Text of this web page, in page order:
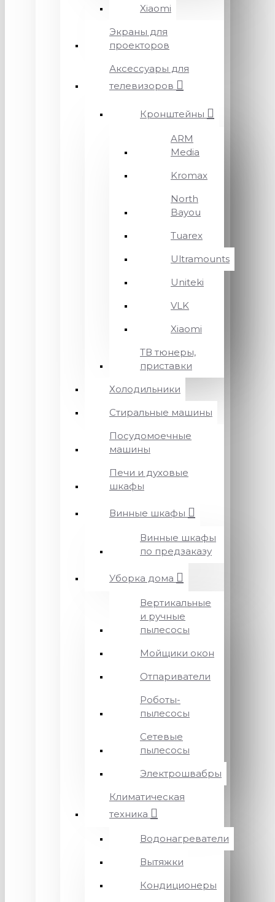
Xiaomi
Экраны для
проекторов
Аксессуары для
телевизоров
Кронштейны
ARM
Media
Kromax
North
Bayou
Tuarex
Ultramounts
Uniteki
VLK
Xiaomi
ТВ тюнеры,
приставки
Холодильники
Стиральные машины
Посудомоечные
машины
Печи и духовые
шкафы
Винные шкафы
Винные шкафы
по предзаказу
Уборка дома
Вертикальные
и ручные
пылесосы
Мойщики окон
Отпариватели
Роботы-
пылесосы
Сетевые
пылесосы
Электрошвабры
Климатическая
техника
Водонагреватели
Вытяжки
Кондиционеры